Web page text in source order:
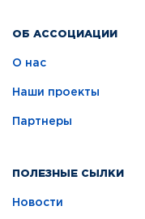
ОБ АССОЦИАЦИИ
О нас
Наши проекты
Партнеры
ПОЛЕЗНЫЕ СЫЛКИ
Новости